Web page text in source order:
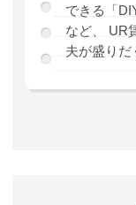
できる「
など、 UR
夫が盛りだ